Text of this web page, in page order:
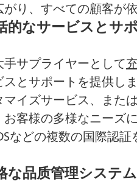
ト プロ
がり、すべての顧客が
的なサービスとサ
手サプライヤーとして
スとサポートを提供し
マイズサービス、また
お客様の多様なニーズ
などの複数の国際認
な品质管理システム